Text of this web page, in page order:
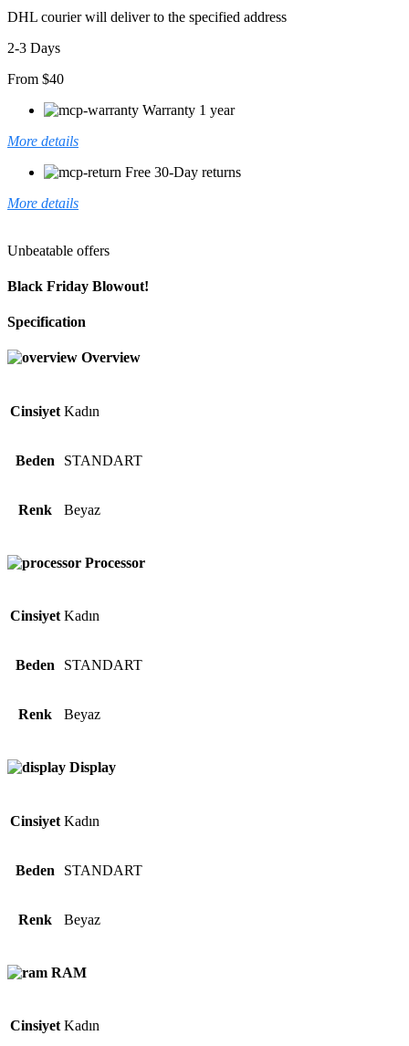
DHL courier will deliver to the specified address
2-3 Days
From $40
Warranty 1 year
More details
Free 30-Day returns
More details
Unbeatable offers
Black Friday Blowout!
Specification
Overview
Cinsiyet Kadın
Beden STANDART
Renk Beyaz
Processor
Cinsiyet Kadın
Beden STANDART
Renk Beyaz
Display
Cinsiyet Kadın
Beden STANDART
Renk Beyaz
RAM
Cinsiyet Kadın